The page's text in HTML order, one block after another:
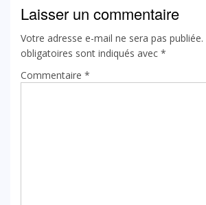
Laisser un commentaire
Votre adresse e-mail ne sera pas publiée.
obligatoires sont indiqués avec *
Commentaire *